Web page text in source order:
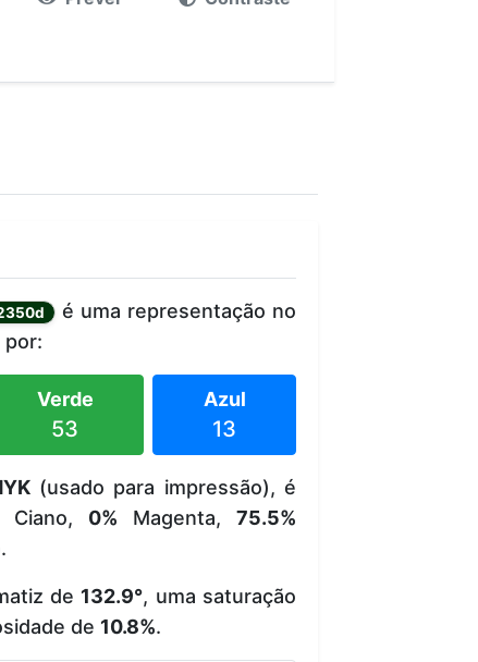
é uma representação no
por:
Verde
53
Azul
13
(usado para impressão), é
Ciano, 0% Magenta, 75.5%
de 132.9°, uma saturação
de 10.8%.